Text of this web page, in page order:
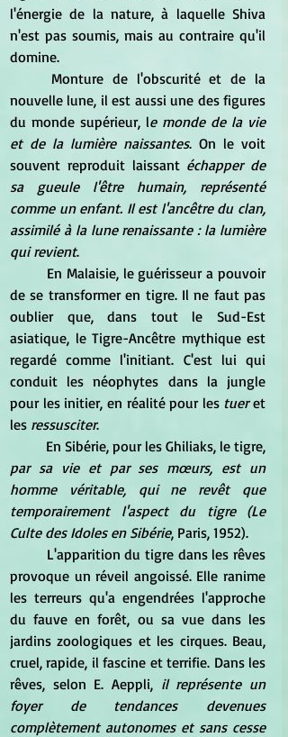
l'énergie de la nature, à laquelle Shiva
n'est pas soumis, mais au contraire qu'il
domine.
nouvelle lune, il est aussi une des figures
du monde supérieur, le monde de la vie
et de la lumière naissantes. On le voit
souvent reproduit laissant échapper de
sa gueule l'être humain, représenté
comme un enfant. Il est l'ancêtre du clan,
assimilé à la lune renaissante : la lumière
qui revient.
de se transformer en tigre. Il ne faut pas
oublier que, dans tout le Sud-Est
asiatique, le Tigre-Ancêtre mythique est
regardé comme l'initiant. C'est lui qui
conduit les néophytes dans la jungle
pour les initier, en réalité pour les tuer et
les ressusciter.
	En Sibérie, pour les Ghiliaks, le tigre,
par sa vie et par ses mœurs, est un
homme véritable, qui ne revêt que
temporairement l'aspect du tigre (Le
Culte des Idoles en Sibérie, Paris, 1952).
provoque un réveil angoissé. Elle ranime
les terreurs qu'a engendrées l'approche
du fauve en forêt, ou sa vue dans les
jardins zoologiques et les cirques. Beau,
cruel, rapide, il fascine et terrifie. Dans les
rêves, selon E. Aeppli, il représente un
foyer de tendances devenues
complètement autonomes et sans cesse